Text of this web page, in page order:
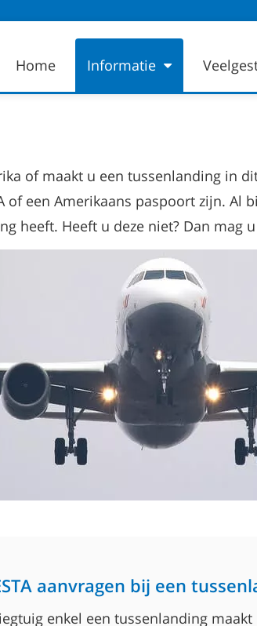
Home Informatie
of maakt u een tussenlanding in
of een Amerikaans paspoort zijn. Al
heeft. Heeft u deze niet? Dan mag
aanvragen bij een
enkel een tussenlanding